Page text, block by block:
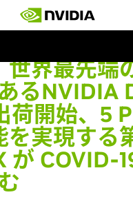
界最先端
るNVIDIA
荷開始、5
を実現する
が COVID-